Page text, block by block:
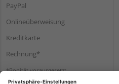
PayPal
Onlineüberweisung
Kreditkarte
Rechnung*
*Bonität vorausgesetzt